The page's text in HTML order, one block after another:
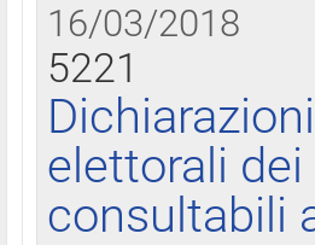
16/03/2018
5221
elettorali
consultabili